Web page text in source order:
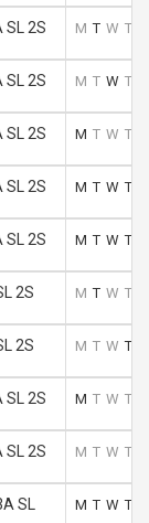
SL 2S M T W T
SL 2S M T W T
SL 2S M T W T
SL 2S M T W T
SL 2S M T W T
2S M T W T
2S M T W T
SL 2S M T W T
SL 2S M T W T
SL M T W T